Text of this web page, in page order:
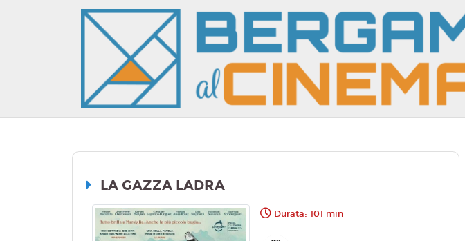
LA GAZZA LADRA
Durata: 101 min